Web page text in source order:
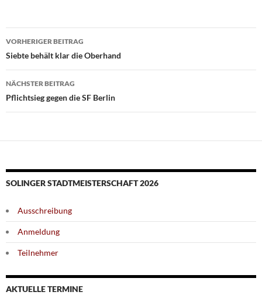
Beitragsnavigation
VORHERIGER BEITRAG
Siebte behält klar die Oberhand
NÄCHSTER BEITRAG
Pflichtsieg gegen die SF Berlin
SOLINGER STADTMEISTERSCHAFT 2026
Ausschreibung
Anmeldung
Teilnehmer
AKTUELLE TERMINE